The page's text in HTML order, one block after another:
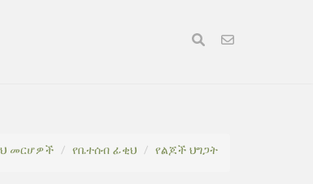
መርሆዎች የቤተሰብ ፊቂህ የልጆች ህግጋት